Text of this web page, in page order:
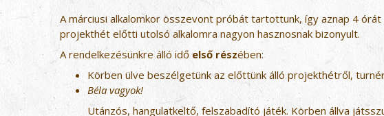
A márciusi alkalomkor összevont próbát tartottunk, így aznap 4
projekthét előtti utolsó alkalomra nagyon hasznosnak bizonyult.
A rendelkezésünkre álló idő első részében:
Körben ülve beszélgetünk az előttünk álló projekthétről,
Béla vagyok!
Utánzós, hangulatkeltő, felszabadító játék. Körben állva